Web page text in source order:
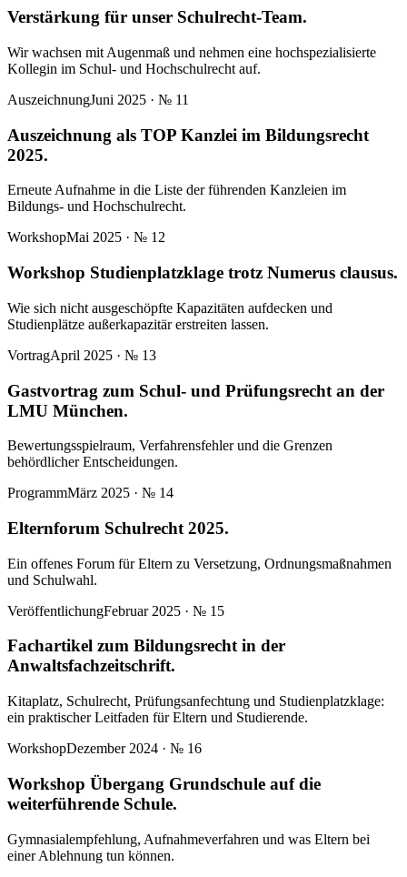
Verstärkung für unser Schulrecht-Team.
Wir wachsen mit Augenmaß und nehmen eine hochspezialisierte
Kollegin im Schul- und Hochschulrecht auf.
AuszeichnungJuni 2025 · № 11
Auszeichnung als TOP Kanzlei im Bildungsrecht
2025.
Erneute Aufnahme in die Liste der führenden Kanzleien im
Bildungs- und Hochschulrecht.
WorkshopMai 2025 · № 12
Workshop Studienplatzklage trotz Numerus clausus.
Wie sich nicht ausgeschöpfte Kapazitäten aufdecken und
Studienplätze außerkapazitär erstreiten lassen.
VortragApril 2025 · № 13
Gastvortrag zum Schul- und Prüfungsrecht an der
LMU München.
Bewertungsspielraum, Verfahrensfehler und die Grenzen
behördlicher Entscheidungen.
ProgrammMärz 2025 · № 14
Elternforum Schulrecht 2025.
Ein offenes Forum für Eltern zu Versetzung, Ordnungsmaßnahmen
und Schulwahl.
VeröffentlichungFebruar 2025 · № 15
Fachartikel zum Bildungsrecht in der
Anwaltsfachzeitschrift.
Kitaplatz, Schulrecht, Prüfungsanfechtung und Studienplatzklage:
ein praktischer Leitfaden für Eltern und Studierende.
WorkshopDezember 2024 · № 16
Workshop Übergang Grundschule auf die
weiterführende Schule.
Gymnasialempfehlung, Aufnahmeverfahren und was Eltern bei
einer Ablehnung tun können.